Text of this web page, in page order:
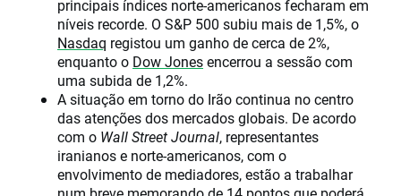
principais índices norte-americanos fecharam em
níveis recorde. O S&P 500 subiu mais de 1,5%, o
Nasdaq registou um ganho de cerca de 2%,
enquanto o Dow Jonesencerrou a sessão com
uma subida de 1,2%.
A situação em torno do Irão continua no centro
das atenções dos mercados globais. De acordo
com o Wall Street Journal, representantes
iranianos e norte-americanos, com o
envolvimento de mediadores, estão a trabalhar